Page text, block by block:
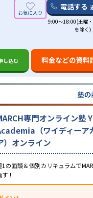
電話する
9:00～18:00(土曜
を除く)
し込む 料金などの資料
塾の
専門オンライン塾
（ワイディーア
）オンライン
1の面談＆個別カリキュラムで
！